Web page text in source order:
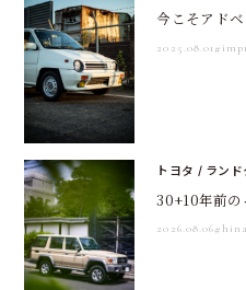
今こそアド
2025.08.01
トヨタ / ラン
30+10年前
2026.08.06